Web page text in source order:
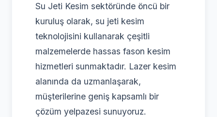
Su Jeti Kesim sektöründe öncü bir
kuruluş olarak, su jeti kesim
teknolojisini kullanarak çeşitli
malzemelerde hassas fason kesim
hizmetleri sunmaktadır. Lazer kesim
alanında da uzmanlaşarak,
müşterilerine geniş kapsamlı bir
çözüm yelpazesi sunuyoruz.